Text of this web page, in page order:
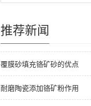
推荐新闻
覆膜砂填充铬矿砂的优点
耐磨陶瓷添加铬矿粉作用